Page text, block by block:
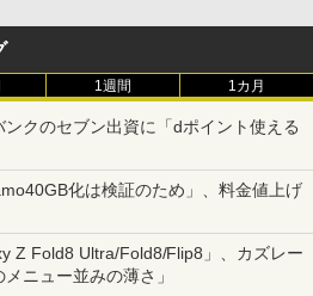
1週間 1カ月
クのセブン出資に「dポイント使える
化は検証のため」、料金値上げ
Z Fold8 Ultra/Fold8/Flip8」、カズレー
ニュー並みの薄さ」